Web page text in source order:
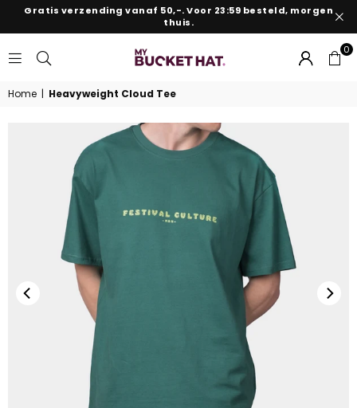
Gratis verzending vanaf 50,-. Voor 23:59 besteld, morgen
thuis.
0
Home | Heavyweight Cloud Tee